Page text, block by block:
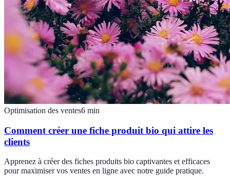
Optimisation des ventes6 min
Comment créer une fiche produit bio qui attire les
clients
Apprenez à créer des fiches produits bio captivantes et efficaces
pour maximiser vos ventes en ligne avec notre guide pratique.